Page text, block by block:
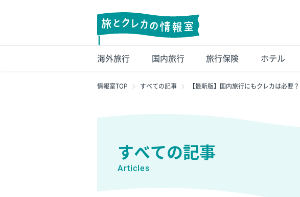
海外旅行 国内旅行 旅行保険 ホテル
情報室TOP すべての記事 【最新版】国内旅行にもクレカは必要
すべての記事
Articles